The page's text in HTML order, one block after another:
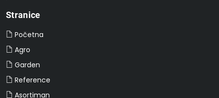
Stranice
Početna
Agro
Garden
Reference
Asortiman